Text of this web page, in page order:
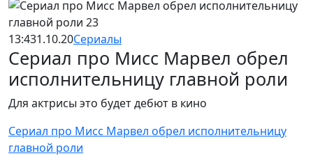
13:431.10.20Сериалы
Сериал про Мисс Марвел обрел
исполнительницу главной роли
Для актрисы это будет дебют в кино
Сериал про Мисс Марвел обрел исполнительницу
главной роли